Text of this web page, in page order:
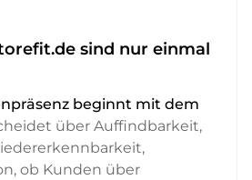
sind nur einmal
beginnt mit dem
über Auffindbarkeit,
ob Kunden über